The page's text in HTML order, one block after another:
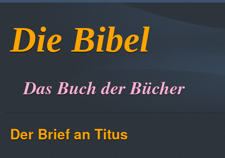
Die Bibel
Das Buch der Bücher
Der Brief an Titus